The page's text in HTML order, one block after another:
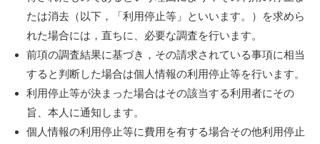
たは消去（以下，「利用停止等」といいます。）を求めら
れた場合には，直ちに、必要な調査を行います。
前項の調査結果に基づき，その請求されている事項に相当
すると判断した場合は個人情報の利用停止等を行います。
利用停止等が決まった場合はその該当する利用者にその
旨、本人に通知します。
個人情報の利用停止等に費用を有する場合その他利用停止